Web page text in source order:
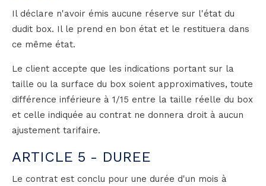
Il déclare n'avoir émis aucune réserve sur l'état du
dudit box. Il le prend en bon état et le restituera dans
ce même état.
Le client accepte que les indications portant sur la
taille ou la surface du box soient approximatives, toute
différence inférieure à 1/15 entre la taille réelle du box
et celle indiquée au contrat ne donnera droit à aucun
ajustement tarifaire.
ARTICLE 5 - DUREE
Le contrat est conclu pour une durée d'un mois à